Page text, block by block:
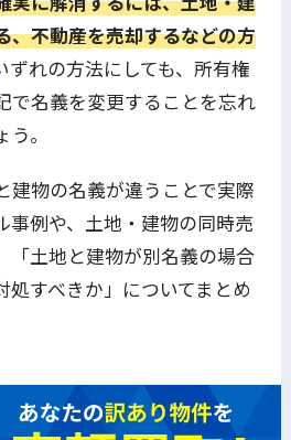
、不動産を売却するなどの方
ずれの方法にしても、所有権
で名義を変更することを忘れ
。
建物の名義が違うことで実際
事例や、土地・建物の同時売
「土地と建物が別名義の場合
処すべきか」についてまとめ